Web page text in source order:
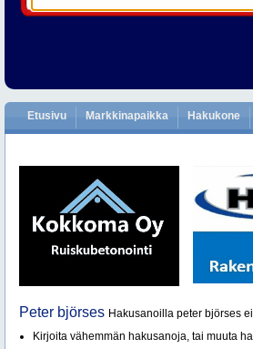
Etusivu Markkinapaikka Hakukone
Peter björses Hakusanoilla peter björses
Kirjoita vähemmän hakusanoja, tai muuta